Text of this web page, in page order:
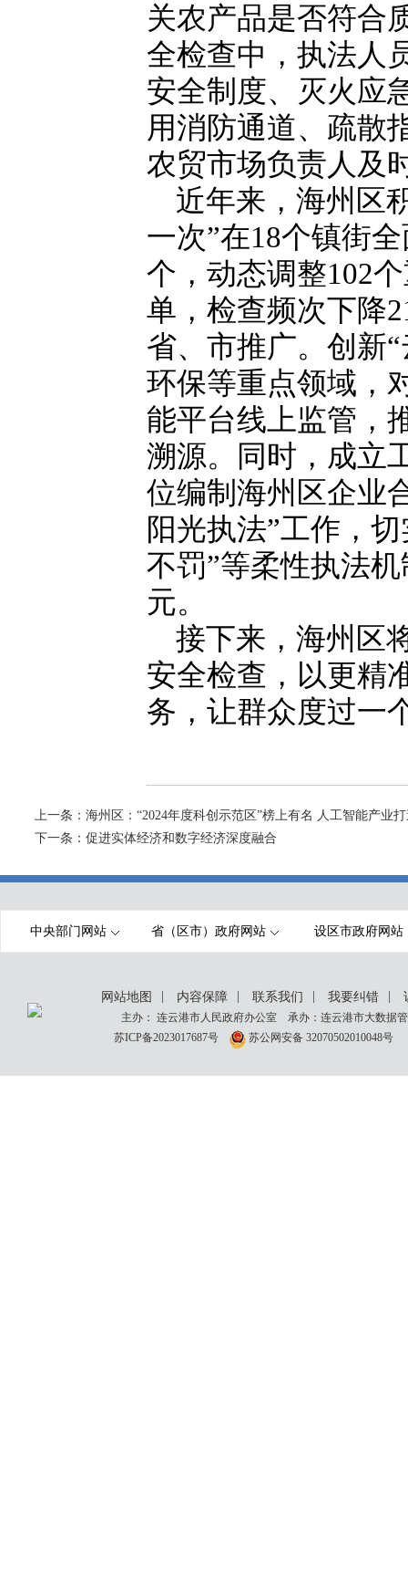
关农产品是否符合
全检查中，执法人
安全制度、灭火应
用消防通道、疏散
农贸市场负责人及
近年来，海州区
一次”在18个镇街
个，动态调整102
单，检查频次下降
省、市推广。创新
环保等重点领域，
能平台线上监管，
溯源。同时，成立
位编制海州区企业
阳光执法”工作，
不罚”等柔性执法
元。
接下来，海州区
安全检查，以更精
务，让群众度过一
上一条： 海州区：“2024年度科创示范区”榜上有名 人工智能产业
下一条： 促进实体经济和数字经济深度融合
中央部门网站 省（区市）政府网站 设区市政府网站
网站地图 内容保障 联系我们 我要纠错
主办： 连云港市人民政府办公室 承办：连云港市大数据
苏ICP备2023017687号
苏公网安备 32070502010048号